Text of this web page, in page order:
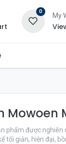
0
My
Mowoen
phẩm được
tối giản, hiện đại,